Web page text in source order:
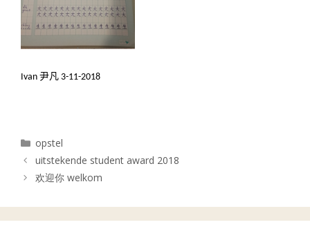
Ivan 尹凡 3-11-2018
Categorieën
opstel
uitstekende student award 2018
欢迎你 welkom